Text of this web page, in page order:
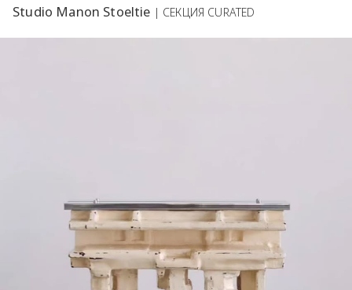
Studio Manon Stoeltie | СЕКЦИЯ CURATED